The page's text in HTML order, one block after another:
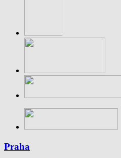
Praha